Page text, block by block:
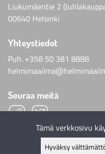
Liukumäentie 2
00640 Helsinki
Yhteystiedot
Puh. +358 50 381 8888
Seuraa meitä
Tämä verkkosivu
Hyväksy